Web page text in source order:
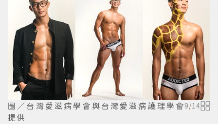
圖／台灣愛滋病學會與台灣愛滋病護理學會
提供
9/14